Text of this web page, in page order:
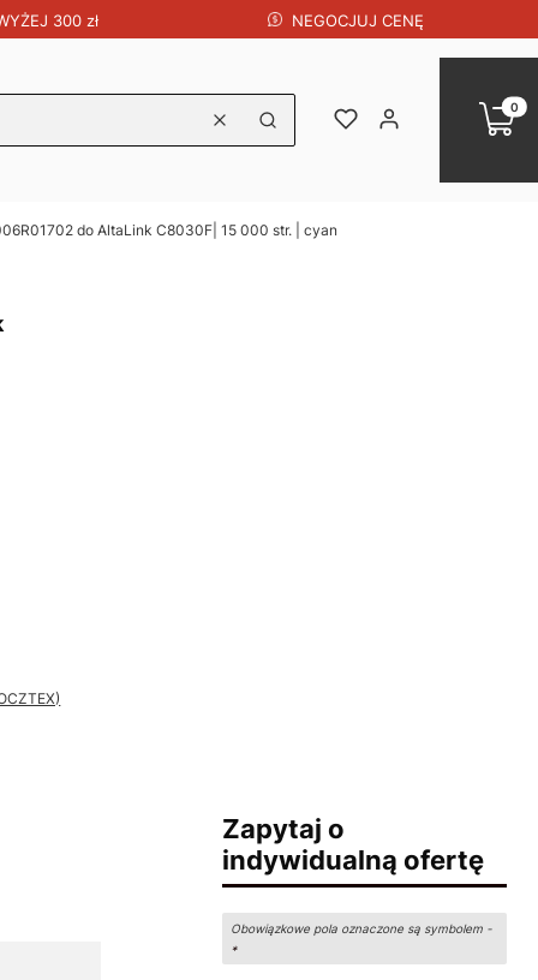
300 zł NEGOCJUJ CENĘ
WyczyśćSzukaj
UlubioneZaloguj się
do AltaLink C8030F| 15 000 str. | cyan
Zapytaj o
indywidualną ofertę
Obowiązkowe pola oznaczone są symbolem -
*